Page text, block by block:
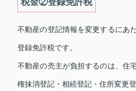
不動産の登記情報を変更するにあ
登録免許税です。
不動産の売主が負担するのは、住
権抹消登記・相続登記・住所変更登